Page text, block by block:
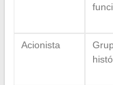
Acionista